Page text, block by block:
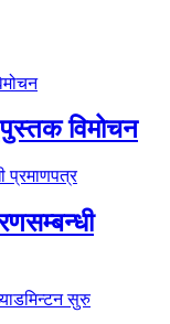
पुस्तक विमोचन